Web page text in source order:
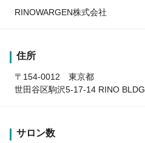
RINOWARGEN株式会社
住所
〒154-0012 東京都
世田谷区駒沢5-17-14 RINO BLDG
サロン数